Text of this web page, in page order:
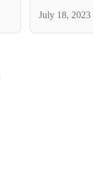
July 18, 2023